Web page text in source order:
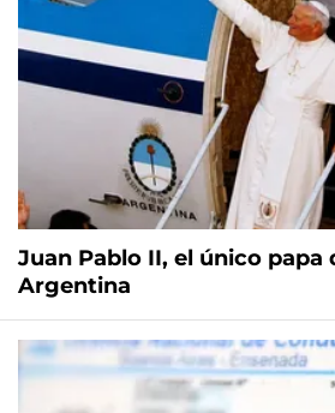
Juan Pablo II, el único papa
Argentina